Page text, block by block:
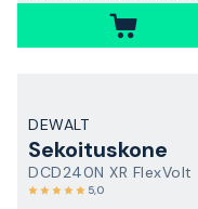
DEWALT
Sekoituskone
DCD240N XR FlexVolt
5,0